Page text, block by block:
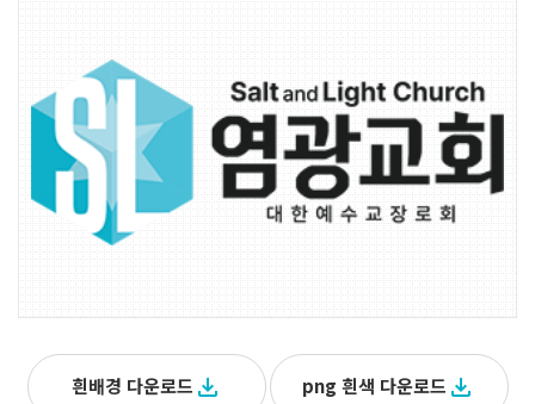
흰배경 다운로드 file_download png 흰색 다운로드 file_download